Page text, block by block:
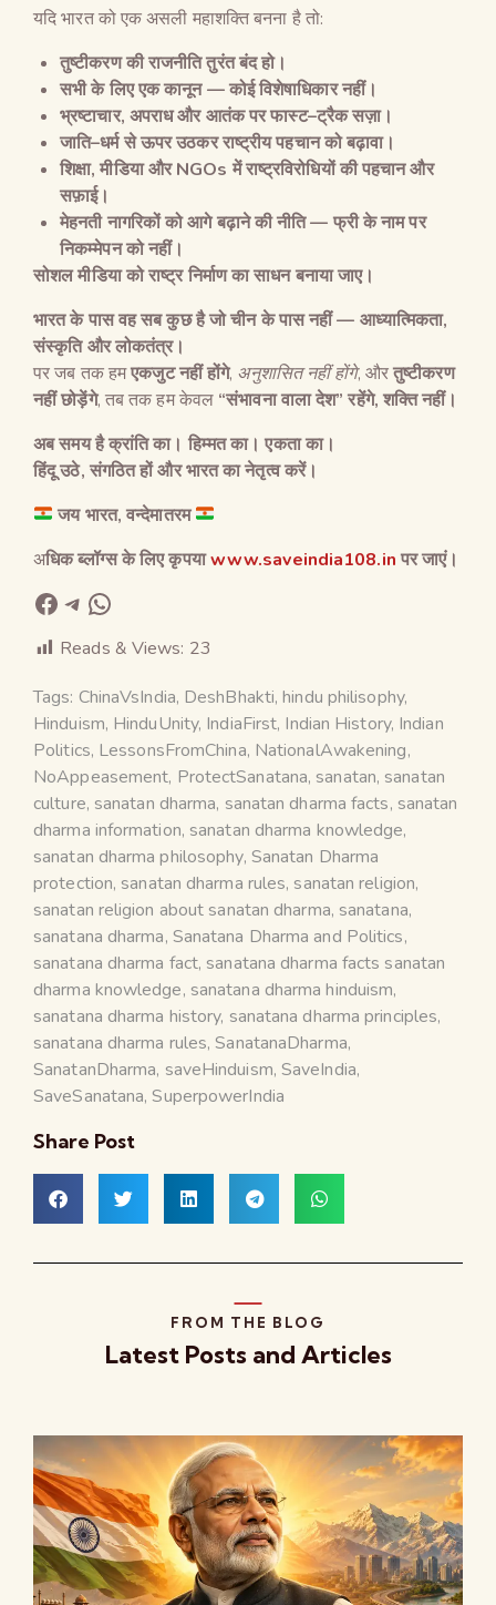
यदि भारत को एक असली महाशक्ति बनना है तो:
तुष्टीकरण की राजनीति तुरंत बंद हो।
सभी के लिए एक कानून—कोई विशेषाधिकार नहीं।
भ्रष्टाचार, अपराध और आतंक पर फास्ट–ट्रैक सज़ा।
जाति–धर्म से ऊपर उठकर राष्ट्रीय पहचान को बढ़ावा।
शिक्षा,मीडिया औरNGOs में राष्ट्रविरोधियों की पहचान और
सफ़ाई।
मेहनती नागरिकों को आगे बढ़ाने की नीति— फ्री के नाम पर
निकम्मेपन को नहीं।
सोशल मीडिया को राष्ट्र निर्माण का साधन बनाया जाए।
भारत के पास वह सब कुछ है जो चीन के पास नहीं— आध्यात्मिकता,
संस्कृति और लोकतंत्र।
पर जब तक हमएकजुट नहीं होंगे, अनुशासित नहीं होंगे, औरतुष्टीकरण
नहीं छोड़ेंगे, तब तक हम केवल “संभावना वाला देश”रहेंगे, शक्ति नहीं।
अब समय है क्रांति का। हिम्मत का। एकता का।
हिंदू उठे, संगठित हों और भारत का नेतृत्व करें।
जय भारत, वन्देमातरम
अधिक ब्लॉग्स के लिए कृपयाwww.saveindia108.in पर जाएं।
Reads & Views: 23
Tags: ChinaVsIndia, DeshBhakti,hindu philisophy,
Hinduism, HinduUnity, IndiaFirst, Indian History, Indian
Politics, LessonsFromChina, NationalAwakening,
NoAppeasement, ProtectSanatana, sanatan, sanatan
culture, sanatan dharma, sanatan dharma facts, sanatan
dharma information, sanatan dharma knowledge,
sanatan dharma philosophy, Sanatan Dharma
protection, sanatan dharma rules, sanatan religion,
sanatan religion about sanatan dharma, sanatana,
sanatana dharma, Sanatana Dharma and Politics,
sanatana dharma fact, sanatana dharma facts sanatan
dharma knowledge, sanatana dharma hinduism,
sanatana dharma history, sanatana dharma principles,
sanatana dharma rules,SanatanaDharma,
SanatanDharma, saveHinduism, SaveIndia,
SaveSanatana,SuperpowerIndia
Share Post
FROM THE BLOG
Latest Posts and Articles